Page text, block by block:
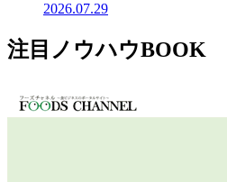
2026.07.29
注目ノウハウBOOK